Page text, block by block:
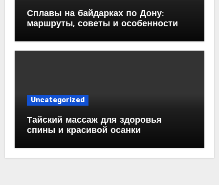
Сплавы на байдарках по Дону:
маршруты, советы и особенности
Uncategorized
Тайский массаж для здоровья
спины и красивой осанки